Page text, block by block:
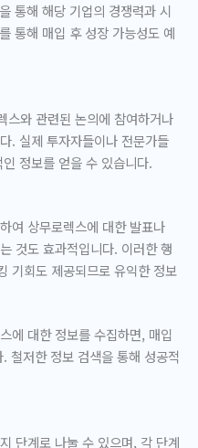
통해 해당 기업의 경쟁력과 시
통해 매입 후 성장 가능성도 예
스와 관련된 논의에 참여하거나
. 실제 투자자들이나 전문가들
정보를 얻을 수 있습니다.
여 상무로렉스에 대한 발표나
것도 효과적입니다. 이러한 행
기회도 제공되므로 유익한 정보
에 대한 정보를 수집하면, 매입
철저한 정보 검색을 통해 성공적
단계로 나눌 수 있으며, 각 단계